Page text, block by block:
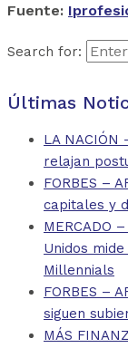
Fuente:
Search for:
Últimas
LA NACIÓN
relajan
FORBES –
capitales y
MERCADO
Unidos
Millennials
FORBES –
siguen
MÁS